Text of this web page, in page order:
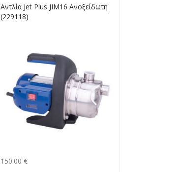
Αντλία Jet Plus JΙΜ16 Ανοξείδωτη
(229118)
150.00 €